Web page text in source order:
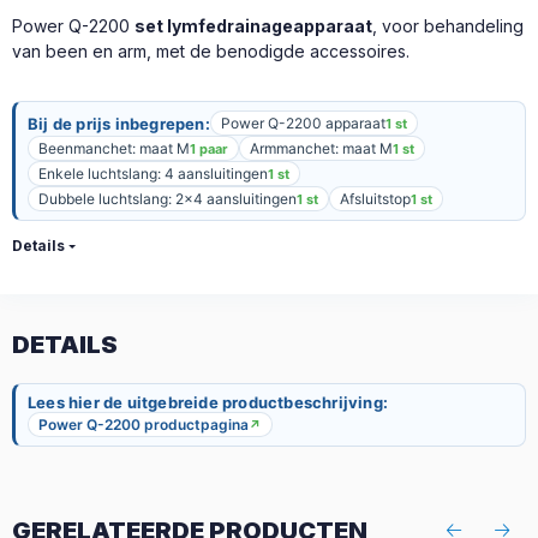
Power Q-2200 set lymfedrainageapparaat , voor behandeling
van been en arm, met de benodigde accessoires.
Bij de prijs inbegrepen: Power Q-2200 apparaat1 st
Beenmanchet: maat M1 paar Armmanchet: maat M1 st
Enkele luchtslang: 4 aansluitingen1 st
Dubbele luchtslang: 2x4 aansluitingen1 st Afsluitstop1 st
Details
GERELATEERDE PRODUCTEN
DETAILS
Lees hier de uitgebreide productbeschrijving:
Power Q-2200 productpagina↗